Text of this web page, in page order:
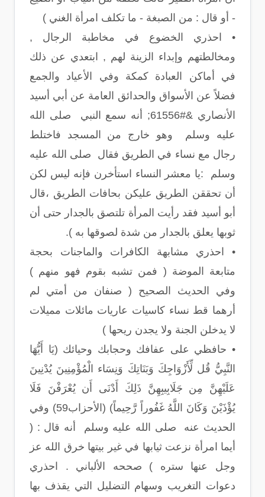
- أو قال : من الصبغة - ما تكلف امرأة الغني )
• احذري الخضوع في مخاطبة الرجال ,
ومخالطتهم وإبداء الزينة لهم , ابتعدي عن ذلك
في أماكن العبادة كمكة وفي الأعياد والجمع
فضلاً عن الأسواق والحدائق العامة عن أبي أسيد
الأنصاري &#61556; أنه سمع النبي صلى الله
عليه وسلم وهو خارج من المسجد فاختلط
رجال مع نساء في الطريق فقال صلى الله عليه
وسلم :يا معشر النساء استأخرن فإنه ليس لكن
أن تحققن الطريق عليكن بحافات الطريق ،قال
أبو أسيد فقد رأيت المرأة تلتصق بالجدار حتى أن
ثوبها يعلق بالجدار من شدة لصوقها به ).
• احذري مشابهة الكافرات والماجنات بحجة
متابعة الموضة ( فمن تشبه بقوم فهو منهم )
وفي الحديث الصحيح ( صنفان من أمتي لم
أرهما قط نساء كاسيات عاريات مائلات مميلات
لا يدخلن الجنة ولا يجدن ريحها )
• حافظي على عفافك وحجابك وحيائك (يَا أَيُّهَا
النَّبِيُّ قُل لِّأَزْوَاجِكَ وَبَنَاتِكَ وَنِسَاء الْمُؤْمِنِينَ يُدْنِينَ
عَلَيْهِنَّ مِن جَلَابِيبِهِنَّ ذَلِكَ أَدْنَى أَن يُعْرَفْنَ فَلَا
يُؤْذَيْنَ وَكَانَ اللَّهُ غَفُوراً رَّحِيماً) (الأحزاب59) وفي
الحديث عنه صلى الله عليه وسلم أنه قال : (
أيما امرأة نزعت ثيابها في غير بيتها خرق الله عز
وجل عنها ستره ) صححه الألباني . احذري
دعوات التغريب وسهام التضليل التي يقذف بها